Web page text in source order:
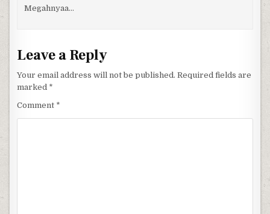
Megahnyaa…
Leave a Reply
Your email address will not be published. Required fields are
marked *
Comment *